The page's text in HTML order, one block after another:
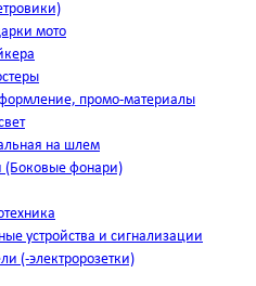
мото
промо-материалы
на шлем
(Боковые фонари)
устройства и сигнализации
(-электророзетки)